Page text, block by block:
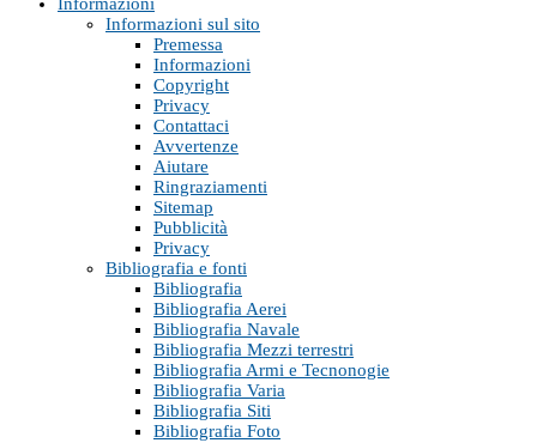
Informazioni sul sito
Premessa
Informazioni
Copyright
Privacy
Contattaci
Avvertenze
Aiutare
Ringraziamenti
Sitemap
Pubblicità
Privacy
Bibliografia e fonti
Bibliografia
Bibliografia Aerei
Bibliografia Navale
Bibliografia Mezzi terrestri
Bibliografia Armi e Tecnonogie
Bibliografia Varia
Bibliografia Siti
Bibliografia Foto